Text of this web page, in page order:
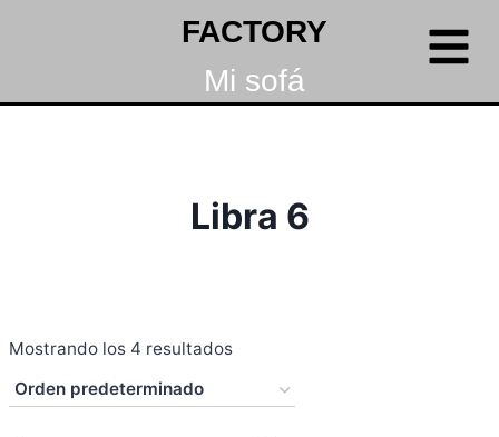
FACTORY
Mi sofá
Libra 6
Mostrando los 4 resultados